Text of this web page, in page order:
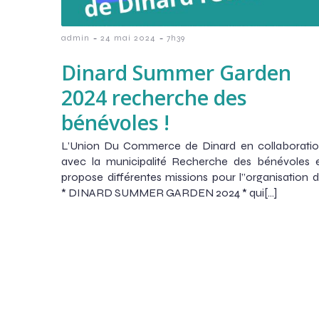
admin - 24 mai 2024 - 7h39
Dinard Summer Garden
2024 recherche des
bénévoles !
L’Union Du Commerce de Dinard en
avec la municipalité Recherche des bénévoles
propose différentes missions pour l”organisation
* DINARD SUMMER GARDEN 2024 * qui[…]